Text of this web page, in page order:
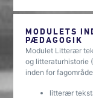
MODULETS
PÆDAGOGIK
Modulet Litterær
og litteraturhistorie
inden for
litterær